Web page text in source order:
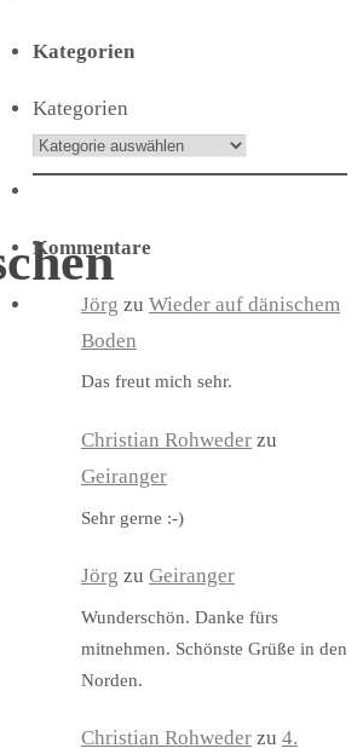
Kategorien
Kategorien
Kommentare
Jörg zu Wieder auf dänischem
Boden
Das freut mich sehr.
Christian Rohweder zu
Geiranger
Sehr gerne :-)
Jörg zu Geiranger
Wunderschön. Danke fürs
mitnehmen. Schönste Grüße in den
Norden.
Christian Rohweder zu 4.